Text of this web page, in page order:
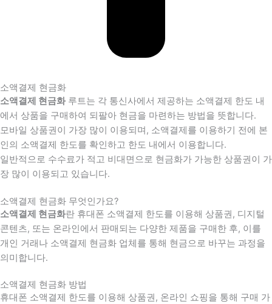
소액결제 현금화
소액결제 현금화루트는 각 통신사에서 제공하는 소액결제 한도 내
에서 상품을 구매하여 되팔아 현금을 마련하는 방법을 뜻합니다.
모바일 상품권이 가장 많이 이용되며, 소액결제를 이용하기 전에 본
인의 소액결제 한도를 확인하고 한도 내에서 이용합니다.
일반적으로 수수료가 적고 비대면으로 현금화가 가능한 상품권이 가
장 많이 이용되고 있습니다.
소액결제 현금화 무엇인가요?
소액결제 현금화란 휴대폰 소액결제 한도를 이용해 상품권, 디지털
콘텐츠, 또는 온라인에서 판매되는 다양한 제품을 구매한 후, 이를
개인 거래나 소액결제 현금화 업체를 통해 현금으로 바꾸는 과정을
의미합니다.
소액결제 현금화 방법
휴대폰 소액결제 한도를 이용해 상품권, 온라인 쇼핑을 통해 구매 가